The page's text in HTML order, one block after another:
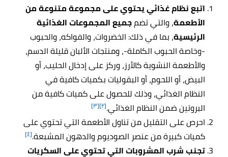
اتبع نظام غذائي يحتوي على مجموعة متنوعة من
الأطعمة، والتي تضمجميع المجموعات الغذائية
الرئيسية، بما في ذلك: الخضروات، والفواكه، والحبوب
-وخاصة الحبوب الكاملة-، ومنتجات الألبان قليلة الدسم،
والأطعمة النشوية كالأرز، وركز على إدخال الحليب، أو
البيض، أو اللحوم، أو البقوليات بكميات كافية في
النظام الغذائي، وذلك للحصول على كميات كافية من
البروتين ضمن النظام الغذائي.[٢] [٣]
احرص على التقليل من تناول الأطعمة التي تحتوي على
كميات كبيرة من عنصر الصوديوم والدهون المشبعة.[٤]
تجنب شرب المشروبات التي تحتوي على السكريات